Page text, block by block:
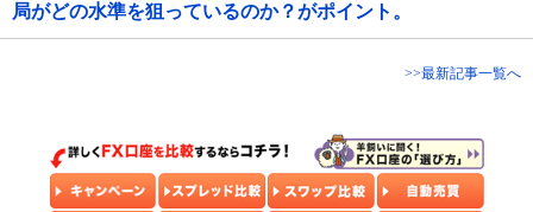
局がどの水準を狙っているのか？がポイント。
>>最新記事一覧へ